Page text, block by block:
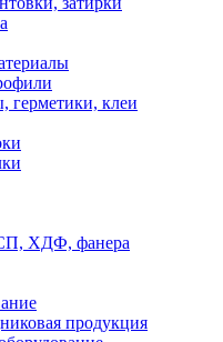
клеи
ХДФ, фанера
продукция